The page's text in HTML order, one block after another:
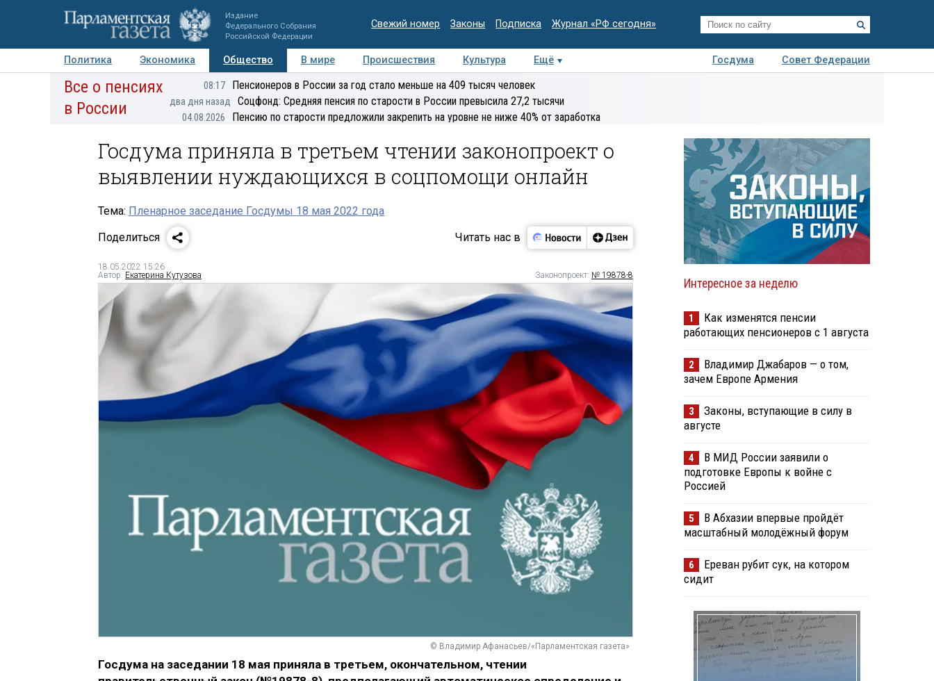
Издание
Федерального Собрания
Российской Федерации
Свежий номер Законы Подписка Журнал «РФ сегодня»
Политика Экономика Общество В мире Происшествия Культура Ещё Госдума
Совет Федерации
Авторы Персоны Мнения Регионы Медиацентр Интервью Колумнисты
Все о пенсиях
в России
08:17 Пенсионеров в России за год стало меньше на 409 тысяч человек
два дня назад Соцфонд: Средняя пенсия по старости в России превысила 27,2 тысячи
04.08.2026 Пенсию по старости предложили закрепить на уровне не ниже 40% от заработка
Госдума приняла в третьем чтении законопроект о
выявлении нуждающихся в соцпомощи онлайн
Тема: Пленарное заседание Госдумы 18 мая 2022 года
Поделиться
Читать нас в
18.05.2022 15:26
Автор: Екатерина Кутузова Законопроект: № 19878-8
© Владимир Афанасьев/«Парламентская газета»
Госдума на заседании 18 мая приняла в третьем, окончательном, чтении
Интересное за неделю
1
Как изменятся пенсии
работающих пенсионеров с 1 августа
2
Владимир Джабаров — о том,
зачем Европе Армения
3
Законы, вступающие в силу в
августе
4
В МИД России заявили о
подготовке Европы к войне с
Россией
5
В Абхазии впервые пройдёт
масштабный молодёжный форум
6
Ереван рубит сук, на котором
сидит